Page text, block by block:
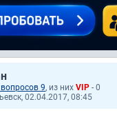
9, из них VIP - 0
02.04.2017, 08:45